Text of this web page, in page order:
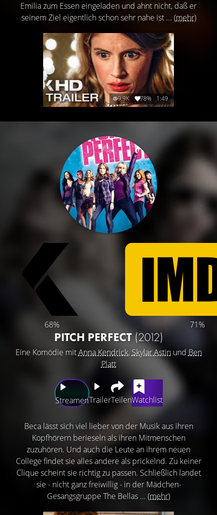
Emilia zum Essen eingeladen und ahnt nicht, daß er
seinem Ziel eigentlich schon sehr nahe ist ... (mehr)
9.9K 78% 1:49
68% 71%
PITCH PERFECT(2012)
Eine Komödie mitAnna Kendrick, Skylar Astinund Ben
Platt
StreamenTrailerTeilenWatchlist
Beca lässt sich viel lieber von der Musik aus ihren
Kopfhörern berieseln als ihren Mitmenschen
zuzuhören. Und auch die Leute an ihrem neuen
College findet sie alles andere als prickelnd. Zu keiner
Clique scheint sie richtig zu passen. Schließlich landet
sie - nicht ganz freiwillig - in der Mädchen-
Gesangsgruppe The Bellas ... (mehr)